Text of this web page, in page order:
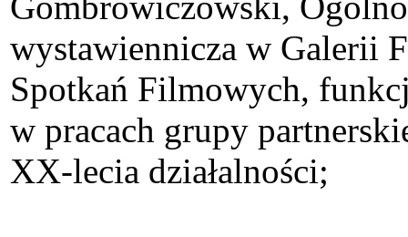
wystawiennicza w Galerii
Spotkań Filmowych,
w pracach grupy
XX-lecia działalności;